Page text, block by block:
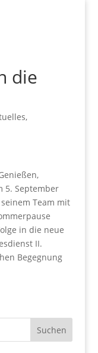
die
,
5. September
Team mit
in die neue
II.
Begegnung